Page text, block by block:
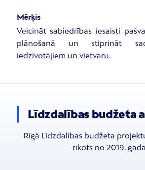
Mērķis
Veicināt sabiedrības iesaisti
plānošanā un stiprināt
iedzīvotājiem un vietvaru.
Līdzdalības budžeta
Rīgā Līdzdalības budžeta
rīkots no 2019.